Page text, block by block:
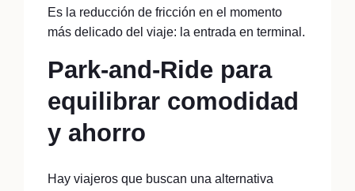
Es la reducción de fricción en el momento
más delicado del viaje: la entrada en terminal.
Park-and-Ride para
equilibrar comodidad
y ahorro
Hay viajeros que buscan una alternativa